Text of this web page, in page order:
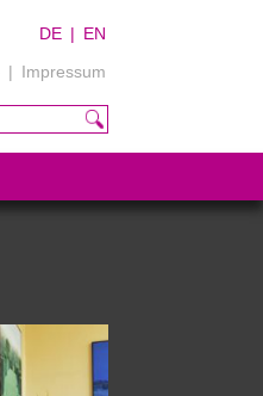
DE EN
Impressum